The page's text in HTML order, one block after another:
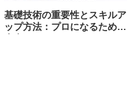
基礎技術の重要性とスキルア
ップ方法：プロになるために